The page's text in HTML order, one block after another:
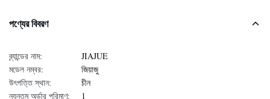
পণ্যের বিবরণ
ব্র্যান্ডের নাম:
JIAJUE
মডেল নম্বর:
জিয়াজু
উৎপত্তি স্থান:
চীন
ন্যূনতম অর্ডার পরিমাণ:
1